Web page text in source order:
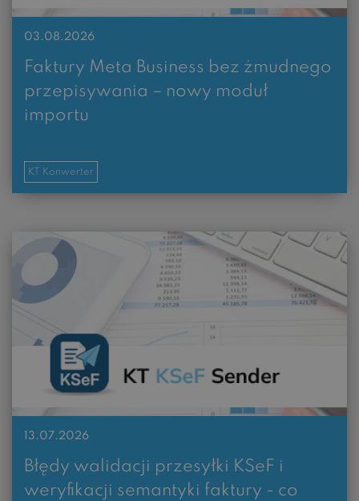
03.08.2026
Faktury Meta Business bez żmudnego
przepisywania – nowy moduł
importu
KT Konwerter
13.07.2026
Błędy walidacji przesyłki KSeF i
weryfikacji semantyki faktury - co